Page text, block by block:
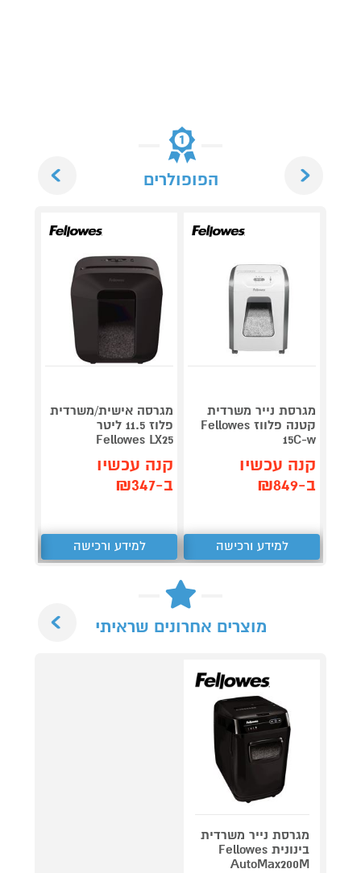
הפופולרים
מגרסת נייר משרדית
קטנה פלווז Fellowes
15C-w
קנה עכשיו
ב-₪849
למידע ורכישה
מגרסה אישית/משרדית
פלוז 11.5 ליטר
Fellowes LX25
קנה עכשיו
ב-₪347
למידע ורכישה
מוצרים אחרונים שראיתי
מגרסת נייר משרדית
בינונית Fellowes
AutoMax200M